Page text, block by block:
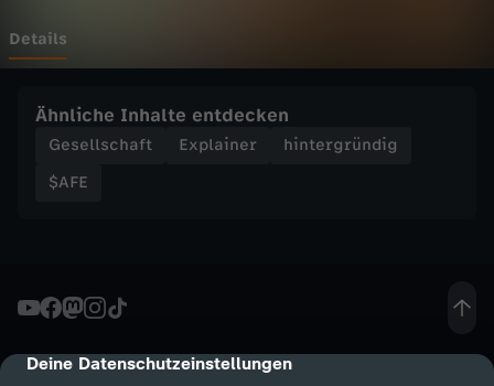
cmp-dialog-description
Deine Datenschutzeinstellungen
c
n
h
t
Details
Ähnliche Inhalte entdecken
Gesellschaft Explainer
hintergründig
$AFE